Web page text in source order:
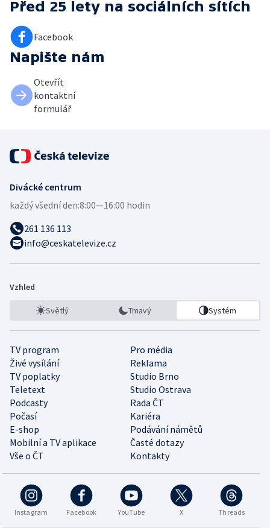
Před 25 lety na sociálních sítích
Facebook
Napište nám
Otevřít
kontaktní
formulář
Divácké centrum
každý všední den:8:00—16:00 hodin
261 136 113
info@ceskatelevize.cz
Vzhled
Světlý Tmavý Systém
TV program
Pro média
Živé vysílání
Reklama
TV poplatky
Studio Brno
Teletext
Studio Ostrava
Podcasty
Rada ČT
Počasí
Kariéra
E-shop
Podávání námětů
Mobilní a TV aplikace
Časté dotazy
Vše o ČT
Kontakty
Instagram Facebook YouTube X Threads